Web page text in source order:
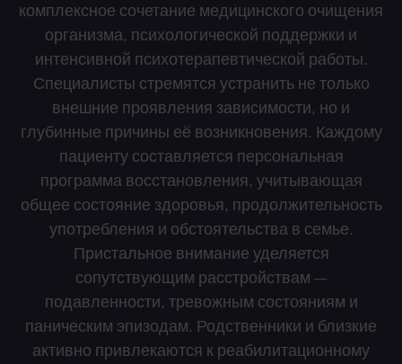
комплексное сочетание медицинского очищения
организма, психологической поддержки и
интенсивной психотерапевтической работы.
Специалисты стремятся устранить не только
внешние проявления зависимости, но и
глубинные причины её возникновения. Каждому
пациенту составляется персональная
программа восстановления, учитывающая
общее состояние здоровья, продолжительность
употребления и обстоятельства в семье.
Пристальное внимание уделяется
сопутствующим расстройствам —
подавленности, тревожным состояниям и
паническим эпизодам. Родственники и близкие
активно привлекаются к реабилитационному